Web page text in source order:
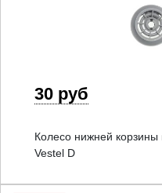
30 руб
Колесо нижней
Vestel D